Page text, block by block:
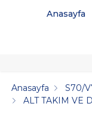
Anasayfa
Anasayfa
S70/
ALT TAKIM VE